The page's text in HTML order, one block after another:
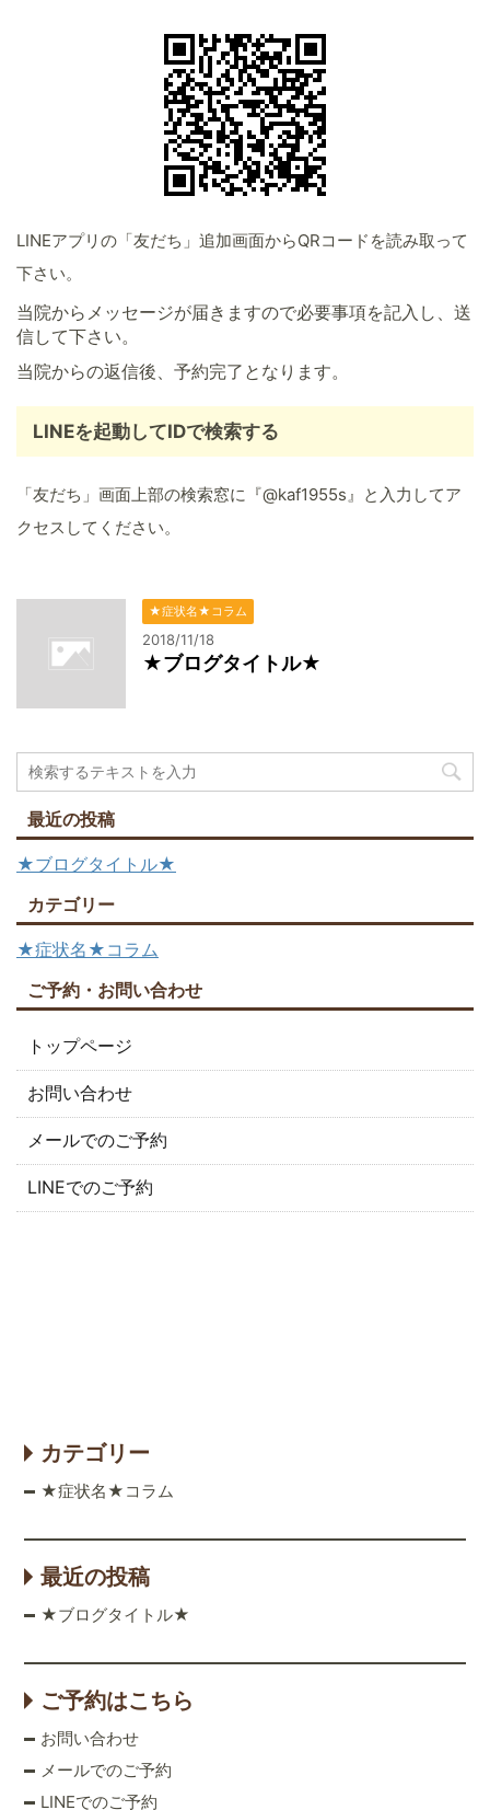
LINEアプリの「友だち」追加画面からQRコードを読み取って
下さい。
当院からメッセージが届きますので必要事項を記入し、送
信して下さい。
当院からの返信後、予約完了となります。
LINEを起動してIDで検索する
「友だち」画面上部の検索窓に『@kaf1955s』と入力してア
クセスしてください。
★症状名★コラム
2018/11/18
★ブログタイトル★
最近の投稿
★ブログタイトル★
カテゴリー
★症状名★コラム
ご予約・お問い合わせ
トップページ
お問い合わせ
メールでのご予約
LINEでのご予約
カテゴリー
★症状名★コラム
最近の投稿
★ブログタイトル★
ご予約はこちら
お問い合わせ
メールでのご予約
LINEでのご予約